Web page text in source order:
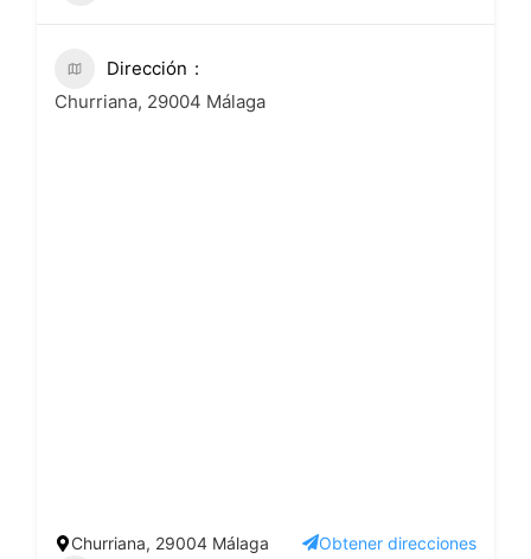
Dirección
Churriana, 29004 Málaga
Churriana, 29004 Málaga Obtener direcciones